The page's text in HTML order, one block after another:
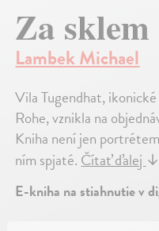
Za sklem
Lambek Michael
Vila Tugendhat,
Rohe, vznikla na
Kniha není jen
ním spjaté.Čítať ďalej↓
E-kniha na stiahnutie v